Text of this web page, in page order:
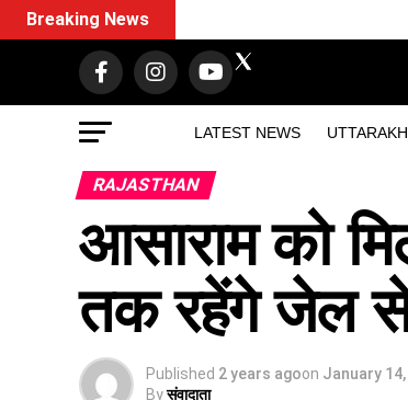
LATEST NEWS
Breaking News
RAJASTHAN
आसाराम को
तक रहेंगे जेल
Published 2 years agoon January
Byसंवादाता